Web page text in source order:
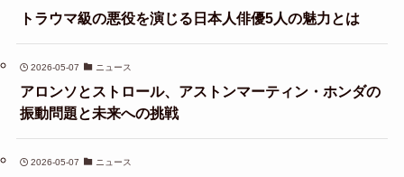
トラウマ級の悪役を演じる日本人俳優5人の魅力とは
2026-05-07 ニュース
アロンソとストロール、アストンマーティン・ホンダの
振動問題と未来への挑戦
2026-05-07 ニュース